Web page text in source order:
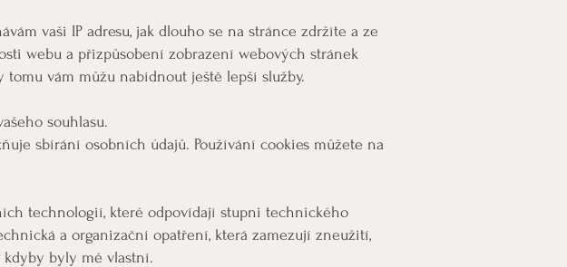
vaši IP adresu, jak dlouho se na stránce zdržíte a ze
webu a přizpůsobení zobrazení webových stránek
vám můžu nabídnout ještě lepší služby.
souhlasu.
sbírání osobních údajů. Používání cookies můžete na
technologií, které odpovídají stupni technického
a organizační opatření, která zamezují zneužití,
byly mé vlastní.